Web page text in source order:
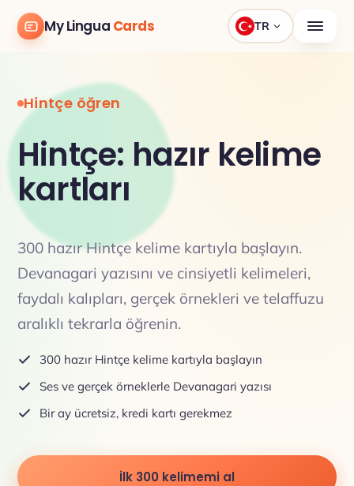
My Lingua Cards TR
Hintçe öğren
Hintçe: hazır kelime
kartları
300 hazır Hintçe kelime kartıyla başlayın.
Devanagari yazısını ve cinsiyetli kelimeleri,
faydalı kalıpları, gerçek örnekleri ve telaffuzu
aralıklı tekrarla öğrenin.
300 hazır Hintçe kelime kartıyla başlayın
Ses ve gerçek örneklerle Devanagari yazısı
Bir ay ücretsiz, kredi kartı gerekmez
İlk 300 kelimemi al